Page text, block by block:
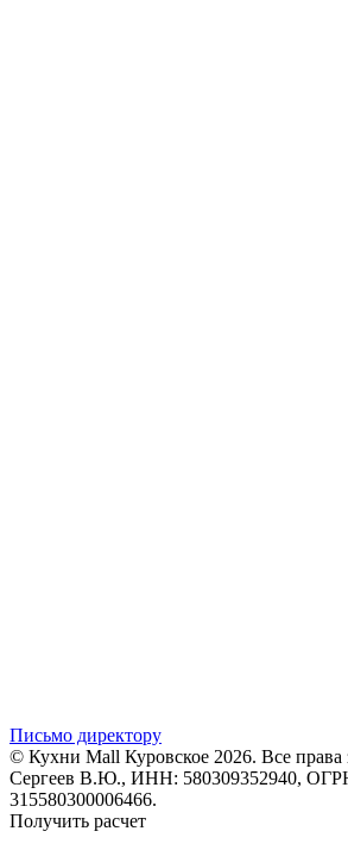
Письмо директору
© Кухни Mall Куровское 2026. Все
Сергеев В.Ю., ИНН: 580309352940,
315580300006466.
Получить расчет